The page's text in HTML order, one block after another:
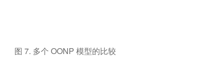
图 7. 多个 OONP 模型的比较